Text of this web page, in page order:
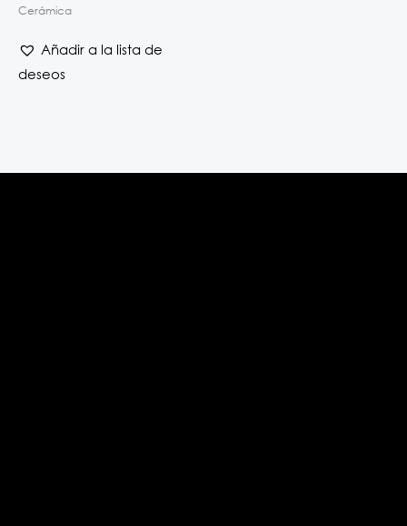
Cerámica
Añadir a la lista de
deseos